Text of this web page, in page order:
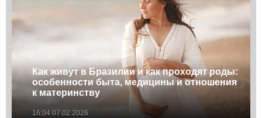
Как живут в Бразилии и как проходят роды:
особенности быта, медицины и отношения
к материнству
16:04 07.02.2026